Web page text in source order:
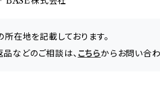
在地を記載しております。
などのご相談は、 こちらからお問い合わ